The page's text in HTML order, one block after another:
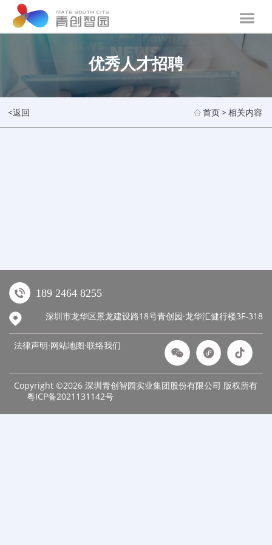
优秀人才招聘
<返回 首页>相关内容
189 2464 8255
深圳市龙华区景龙建设路18号青创园·龙华汇健行楼3F-318
法律声明·网站地图·联络我们
Copyright ©2026 深圳青创智园实业集团股份有限公司 版权所有
粤ICP备2021131142号